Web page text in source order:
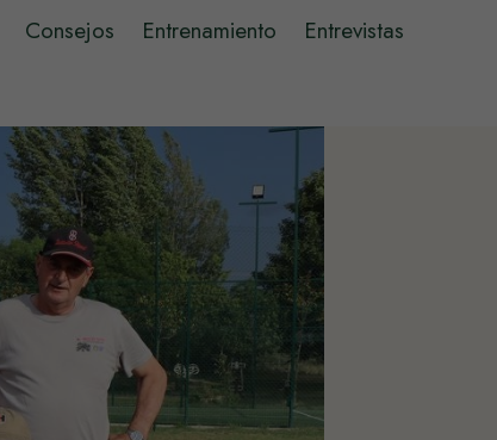
Consejos Entrenamiento
Entrevistas